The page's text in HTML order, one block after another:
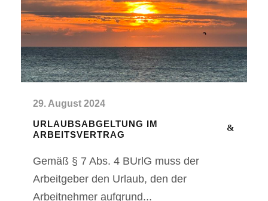
29. August 2024
URLAUBSABGELTUNG IM
ARBEITSVERTRAG
Gemäß § 7 Abs. 4 BUrlG muss der
Arbeitgeber den Urlaub, den der
Arbeitnehmer aufgrund...